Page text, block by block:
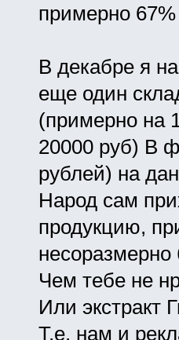
примерно 67%
В декабре я
еще один
(примерно на
20000 руб) В
рублей) на
Народ сам
продукцию,
Чем тебе не
Или экстракт
Т.е. нам и